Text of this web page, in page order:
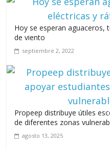
Hoy se esperan aguaceros,
de viento
septiembre 2, 2022
Propeep distribuye útiles
de diferentes zonas
agosto 13, 2025